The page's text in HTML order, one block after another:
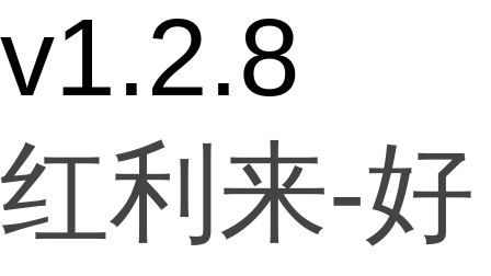
v1.2.8
红利来-好